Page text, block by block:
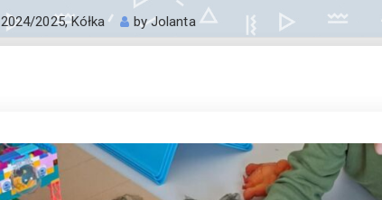
2024/2025,Kółka byJolanta